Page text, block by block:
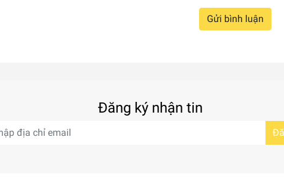
Gửi bình luận
Đăng ký nhận tin